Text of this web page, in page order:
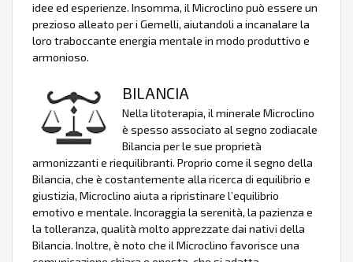
idee ed esperienze. Insomma, il Microclino può essere un
prezioso alleato per i Gemelli, aiutandoli a incanalare la
loro traboccante energia mentale in modo produttivo e
armonioso.
BILANCIA
Nella litoterapia, il minerale Microclino
è spesso associato al segno zodiacale
Bilancia per le sue proprietà
armonizzanti e riequilibranti. Proprio come il segno della
Bilancia, che è costantemente alla ricerca di equilibrio e
giustizia, Microclino aiuta a ripristinare l’equilibrio
emotivo e mentale. Incoraggia la serenità, la pazienza e
la tolleranza, qualità molto apprezzate dai nativi della
Bilancia. Inoltre, è noto che il Microclino favorisce una